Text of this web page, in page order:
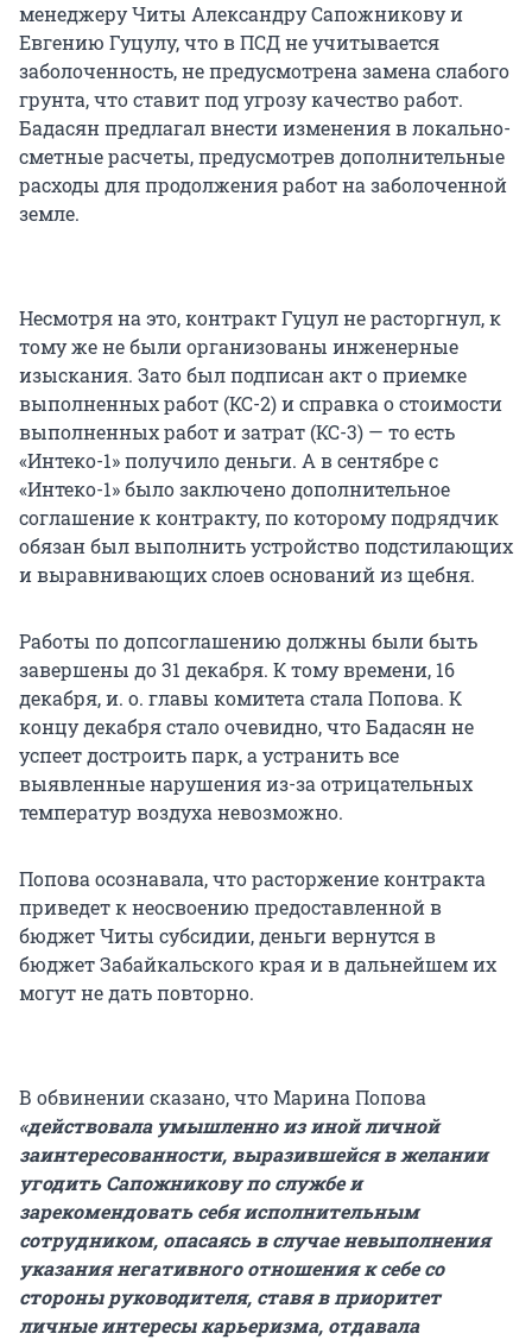
менеджеру Читы Александру Сапожникову и
Евгению Гуцулу, что в ПСД не учитывается
заболоченность, не предусмотрена замена слабого
грунта, что ставит под угрозу качество работ.
Бадасян предлагал внести изменения в локально-
сметные расчеты, предусмотрев дополнительные
расходы для продолжения работ на заболоченной
земле.
Несмотря на это, контракт Гуцул не расторгнул, к
тому же не были организованы инженерные
изыскания. Зато был подписан акт о приемке
выполненных работ (КС-2) и справка о стоимости
выполненных работ и затрат (КС-3) — то есть
«Интеко-1» получило деньги. А в сентябре с
«Интеко-1» было заключено дополнительное
соглашение к контракту, по которому подрядчик
обязан был выполнить устройство подстилающих
и выравнивающих слоев оснований из щебня.
Работы по допсоглашению должны были быть
завершены до 31 декабря. К тому времени, 16
декабря, и. о. главы комитета стала Попова. К
концу декабря стало очевидно, что Бадасян не
успеет достроить парк, а устранить все
выявленные нарушения из-за отрицательных
температур воздуха невозможно.
Попова осознавала, что расторжение контракта
приведет к неосвоению предоставленной в
бюджет Читы субсидии, деньги вернутся в
бюджет Забайкальского края и в дальнейшем их
могут не дать повторно.
В обвинении сказано, что Марина Попова
«действовала умышленно из иной личной
заинтересованности, выразившейся в желании
угодить Сапожникову по службе и
зарекомендовать себя исполнительным
сотрудником, опасаясь в случае невыполнения
указания негативного отношения к себе со
стороны руководителя, ставя в приоритет
личные интересы карьеризма, отдавала